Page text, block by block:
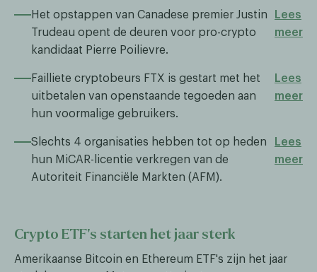
Het opstappen van Canadese premier Justin
Trudeau opent de deuren voor pro-crypto
kandidaat Pierre Poilievre.
Lees
meer
Failliete cryptobeurs FTX is gestart met het
uitbetalen van openstaande tegoeden aan
hun voormalige gebruikers.
Lees
meer
Slechts 4 organisaties hebben tot op heden
hun MiCAR-licentie verkregen van de
Autoriteit Financiële Markten (AFM).
Lees
meer
Crypto ETF’s starten het jaar sterk
Amerikaanse Bitcoin en Ethereum ETF's zijn het jaar